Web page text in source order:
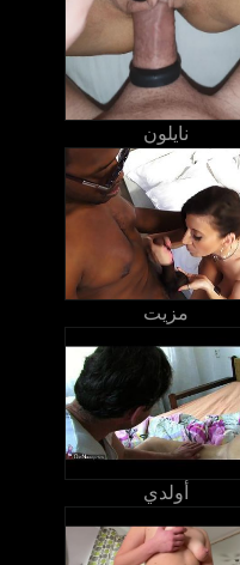
نايلون
مزيت
أولدي